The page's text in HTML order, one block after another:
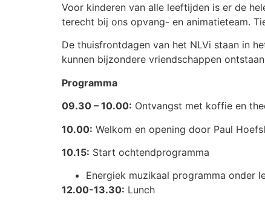
Voor kinderen van alle leeftijden is er de
terecht bij ons opvang- en animatieteam.
De thuisfrontdagen van het NLVi staan in
kunnen bijzondere vriendschappen
Programma
09.30 – 10.00: Ontvangst met koffie en
10.00: Welkom en opening door Paul
10.15: Start ochtendprogramma
Energiek muzikaal programma onder
12.00-13.30: Lunch